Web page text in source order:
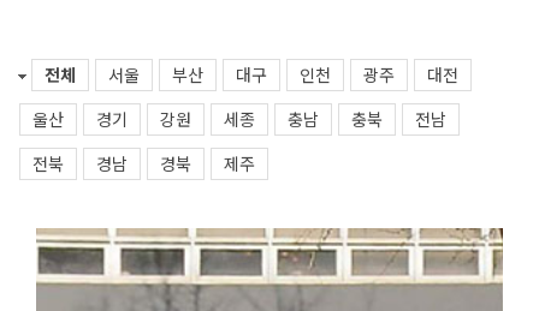
전체 서울 부산 대구 인천 광주
대전
울산
경기 강원 세종 충남 충북
전남
전북
경남 경북 제주